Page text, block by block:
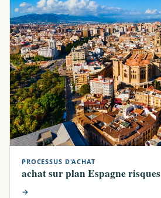
PROCESSUS D'ACHAT
achat sur plan Espagne risques
→